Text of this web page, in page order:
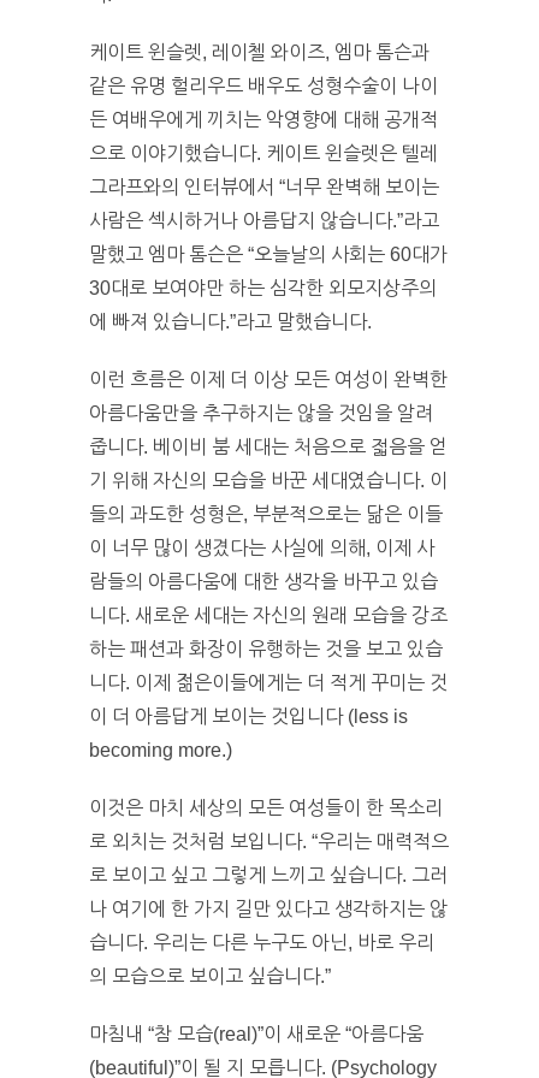
케이트 윈슬렛, 레이첼 와이즈, 엠마 톰슨과
같은 유명 헐리우드 배우도 성형수술이 나이
든 여배우에게 끼치는 악영향에 대해 공개적
으로 이야기했습니다. 케이트 윈슬렛은 텔레
그라프와의 인터뷰에서 “너무 완벽해 보이는
사람은 섹시하거나 아름답지 않습니다.”라고
말했고 엠마 톰슨은 “오늘날의 사회는 60대가
30대로 보여야만 하는 심각한 외모지상주의
에 빠져 있습니다.”라고 말했습니다.
이런 흐름은 이제 더 이상 모든 여성이 완벽한
아름다움만을 추구하지는 않을 것임을 알려
줍니다. 베이비 붐 세대는 처음으로 젋음을 얻
기 위해 자신의 모습을 바꾼 세대였습니다. 이
들의 과도한 성형은, 부분적으로는 닮은 이들
이 너무 많이 생겼다는 사실에 의해, 이제 사
람들의 아름다움에 대한 생각을 바꾸고 있습
니다. 새로운 세대는 자신의 원래 모습을 강조
하는 패션과 화장이 유행하는 것을 보고 있습
니다. 이제 젊은이들에게는 더 적게 꾸미는 것
이 더 아름답게 보이는 것입니다 (less is
becoming more.)
이것은 마치 세상의 모든 여성들이 한 목소리
로 외치는 것처럼 보입니다. “우리는 매력적으
로 보이고 싶고 그렇게 느끼고 싶습니다. 그러
나 여기에 한 가지 길만 있다고 생각하지는 않
습니다. 우리는 다른 누구도 아닌, 바로 우리
의 모습으로 보이고 싶습니다.”
마침내 “참 모습(real)”이 새로운 “아름다움
(beautiful)”이 될 지 모릅니다. (Psychology